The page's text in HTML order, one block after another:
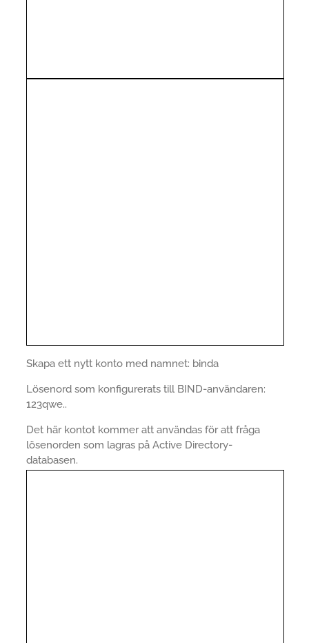
Skapa ett nytt konto med namnet: binda
Lösenord som konfigurerats till BIND-användaren:
123qwe..
Det här kontot kommer att användas för att fråga
lösenorden som lagras på Active Directory-
databasen.